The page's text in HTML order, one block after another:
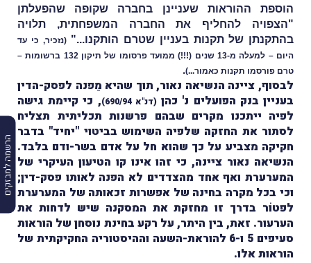
הרשמה למבזקים
הוספת ההוראות שעניינן בחברה שקופה שהפעלתן
"הצפויה להחליף את החברה המשפחתית, תלויה
בהתקנתן של תקנות בעניין שטרם הותקנו..."(נזכיר, כי עד
היום – למעלה מ-13 שנים (!!!) ממועד פרסומו של תיקון 132 ברשומות –
טרם פורסמו תקנות כאמור...).
לבסוף, ציינה הנשיאה נאור, תוך שהיא מַפנה לפסק-הדין
בעניין בנק הפועלים נ' כהן (דנ"א 690/94)
, כי קיימת גישה
לפיה ייתכנו מקרים שבהם פרשנות תכליתית תצליח
לסתור את החזקה שלפיה השימוש בביטוי "יחיד" בדבר
חקיקה מצביע על כך שהוא חל על אדם בשר-ודם בלבד.
הנשיאה נאור ציינה, כי זהו אינו קו הטיעון העיקרי של
המערערת ואף אחד מהצדדים לא הפנה לאותו פסק-דין;
וכי בכל מקרה בחינה של אפשרות זכאותה של המערערת
לפטוֹר בדרך זו מחזקת את המסקנה שיש לדחות את
הערעור. זאת, בין היתר, על רקע בחינת נוסחן של הוראות
סעיפים 5 ו-6 להוראת-השעה וההיסטוריה החקיקתית של
הוראות אלו.